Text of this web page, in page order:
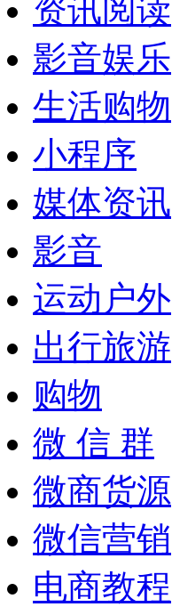
资讯阅读
影音娱乐
生活购物
小程序
媒体资讯
影音
运动户外
出行旅游
购物
微 信 群
微商货源
微信营销
电商教程